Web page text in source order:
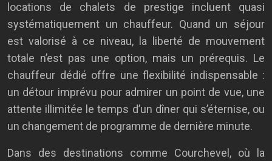
locations de chalets de prestige incluent quasi
systématiquement un chauffeur. Quand un séjour
est valorisé à ce niveau, la liberté de mouvement
totale n’est pas une option, mais un prérequis. Le
chauffeur dédié offre une flexibilité indispensable :
un détour imprévu pour admirer un point de vue, une
attente illimitée le temps d’un dîner qui s’éternise, ou
un changement de programme de dernière minute.
Dans des destinations comme Courchevel, où la